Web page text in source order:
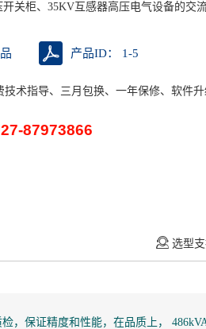
关柜、35KV互感器高压电气设备的交
产品ID： 1-5
术指导、三月包换、一年保修、软件升
87973866
选型
，保证精度和性能，在品质上，